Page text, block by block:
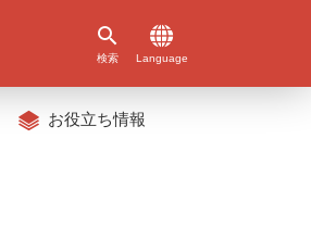
検索 Language
お役立ち情報